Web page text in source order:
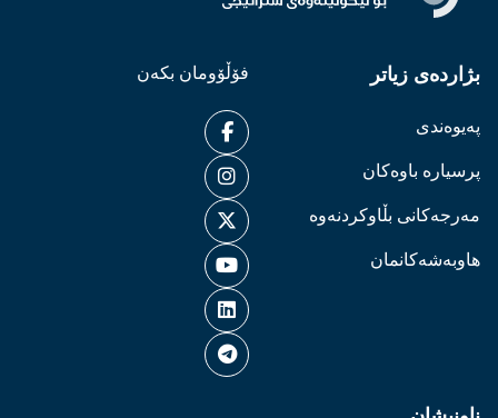
بژاردەی زیاتر
پەیوەندی
پرسیارە باوەکان
مەرجەکانی بڵاوکردنەوە
هاوبەشەکانمان
فۆڵۆومان بکەن